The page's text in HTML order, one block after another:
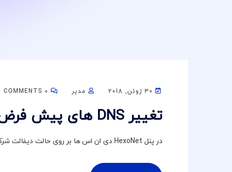
مدیر
تغییر DNS های پیش فرض در پنل دامنه Hexonet
در پنل HexoNet دی ان اس ها بر روی حالت دیفالت شرکت می باشد، برای تغییر DNS های پیش...